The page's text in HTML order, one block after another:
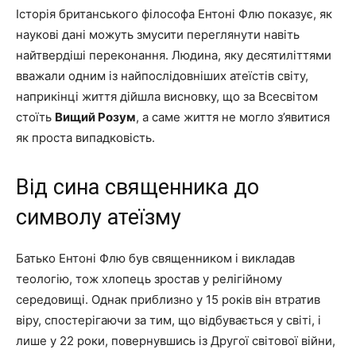
Історія британського філософа Ентоні Флю показує, як
наукові дані можуть змусити переглянути навіть
найтвердіші переконання. Людина, яку десятиліттями
вважали одним із найпослідовніших атеїстів світу,
наприкінці життя дійшла висновку, що за Всесвітом
стоїть Вищий Розум, а саме життя не могло з’явитися
як проста випадковість.
Від сина священника до
символу атеїзму
Батько Ентоні Флю був священником і викладав
теологію, тож хлопець зростав у релігійному
середовищі. Однак приблизно у 15 років він втратив
віру, спостерігаючи за тим, що відбувається у світі, і
лише у 22 роки, повернувшись із Другої світової війни,